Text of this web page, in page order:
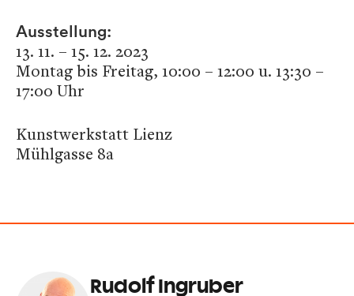
Ausstellung:
13. 11. – 15. 12. 2023
Montag bis Freitag, 10:00 – 12:00 u. 13:30 –
17:00 Uhr
Kunstwerkstatt Lienz
Mühlgasse 8a
Rudolf Ingruber